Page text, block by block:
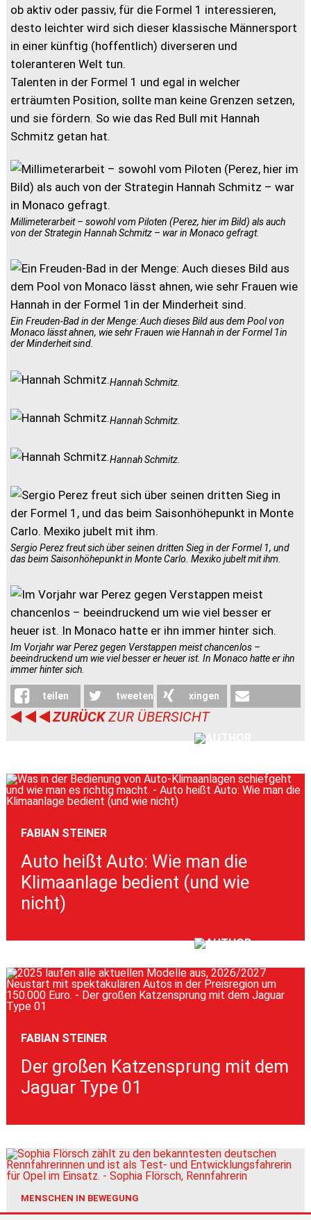
ob aktiv oder passiv, für die Formel 1 interessieren,
desto leichter wird sich dieser klassische Männersport
in einer künftig (hoffentlich) diverseren und
toleranteren Welt tun.
Talenten in der Formel 1 und egal in welcher
erträumten Position, sollte man keine Grenzen setzen,
und sie fördern. So wie das Red Bull mit Hannah
Schmitz getan hat.
Millimeterarbeit – sowohl vom Piloten (Perez, hier im Bild) als auch
von der Strategin Hannah Schmitz – war in Monaco gefragt.
Ein Freuden-Bad in der Menge: Auch dieses Bild aus dem Pool von
Monaco lässt ahnen, wie sehr Frauen wie Hannah in der Formel 1in
der Minderheit sind.
Hannah Schmitz.
Hannah Schmitz.
Hannah Schmitz.
Sergio Perez freut sich über seinen dritten Sieg in der Formel 1, und
das beim Saisonhöhepunkt in Monte Carlo. Mexiko jubelt mit ihm.
Im Vorjahr war Perez gegen Verstappen meist chancenlos –
beeindruckend um wie viel besser er heuer ist. In Monaco hatte er ihn
immer hinter sich.
teilen tweeten xingen
ZURÜCKZUR ÜBERSICHT
FABIAN STEINER
Auto heißt Auto: Wie man die
Klimaanlage bedient (und wie
nicht)
FABIAN STEINER
Der großen Katzensprung mit dem
Jaguar Type 01
MENSCHEN IN BEWEGUNG